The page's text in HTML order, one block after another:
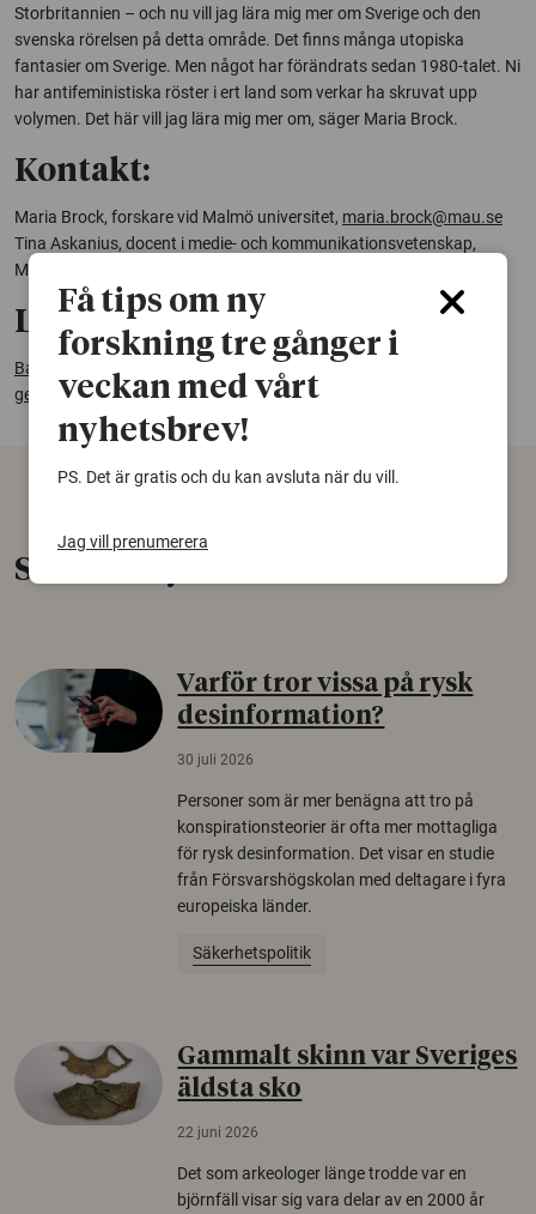
Storbritannien – och nu vill jag lära mig mer om Sverige och den
svenska rörelsen på detta område. Det finns många utopiska
fantasier om Sverige. Men något har förändrats sedan 1980-talet. Ni
har antifeministiska röster i ert land som verkar ha skruvat upp
volymen. Det här vill jag lära mig mer om, säger Maria Brock.
Kontakt:
Maria Brock, forskare vid Malmö universitet, maria.brock@mau.se
Tina Askanius, docent i medie- och kommunikationsvetenskap,
Malmö universitet,
Läs mer om projektet:
Barnet som symbol för ”traditionella värden” inom anti-
genusrörelser: en jämförande studie mellan Ryssland och Tyskland
Senaste nytt
Varför tror vissa på rysk
desinformation?
30 juli 2026
Personer som är mer benägna att tro på
konspirationsteorier är ofta mer mottagliga
för rysk desinformation. Det visar en studie
från Försvarshögskolan med deltagare i fyra
europeiska länder.
Säkerhetspolitik
Gammalt skinn var Sveriges
äldsta sko
22 juni 2026
Det som arkeologer länge trodde var en
björnfäll visar sig vara delar av en 2000 år
Få tips om ny
forskning tre gånger i
veckan med vårt
nyhetsbrev!
PS. Det är gratis och du kan avsluta när du vill.
Jag vill prenumerera